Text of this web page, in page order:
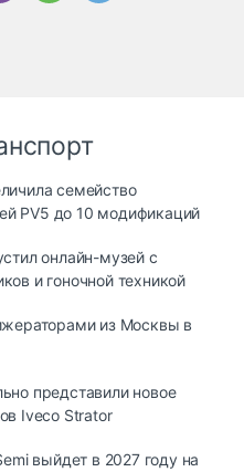
семейство
PV5 до 10 модификаций
онлайн-музей с
и гоночной техникой
из Москвы в
представили новое
Iveco Strator
выйдет в 2027 году на